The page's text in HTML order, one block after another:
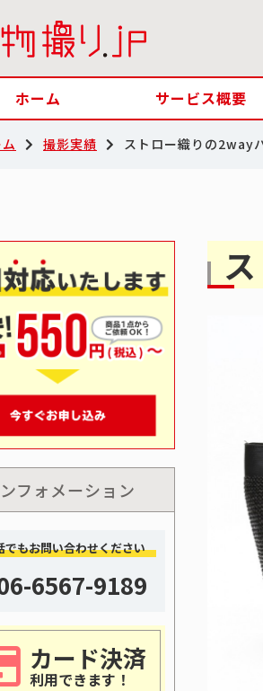
ホーム サービス概要
撮影実績 ストロー織りの2way
フォメーション
でもお問い合わせください
6567-9189
カード決済
利用できます！